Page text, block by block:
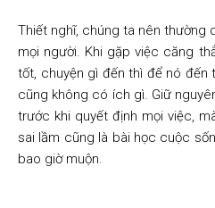
Thiết nghĩ, chúng ta nên thường
mọi người. Khi gặp việc căng
tốt, chuyện gì đến thì để nó đến
cũng không có ích gì. Giữ
trước khi quyết định mọi việc,
sai lầm cũng là bài học cuộc
bao giờ muộn.